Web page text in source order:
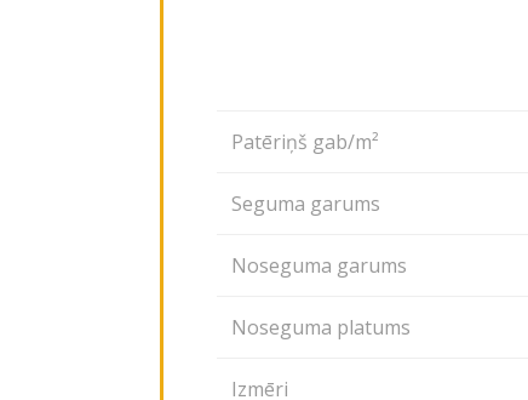
Patēriņš gab/m²
Seguma garums
Noseguma garums
Noseguma platums
Izmēri